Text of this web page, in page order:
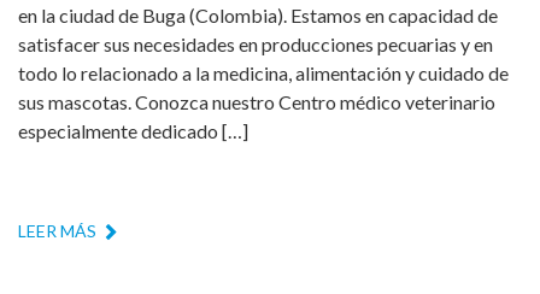
en la ciudad de Buga (Colombia). Estamos en capacidad de
satisfacer sus necesidades en producciones pecuarias y en
todo lo relacionado a la medicina, alimentación y cuidado de
sus mascotas. Conozca nuestro Centro médico veterinario
especialmente dedicado […]
LEER MÁS